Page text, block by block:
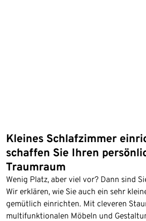
Kleines Schlafzimmer
schaffen Sie Ihren
Traumraum
Wenig Platz, aber viel vor? Dann sind
Wir erklären, wie Sie auch ein sehr
gemütlich einrichten. Mit cleveren
multifunktionalen Möbeln und